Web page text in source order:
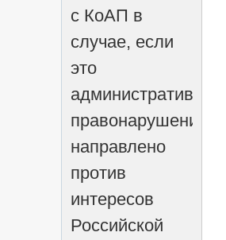
с КоАП в
случае, если
это
административное
правонарушение
направлено
против
интересов
Российской